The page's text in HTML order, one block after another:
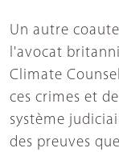
Un autre
l'avocat
Climate
ces crimes et
système
des preuves